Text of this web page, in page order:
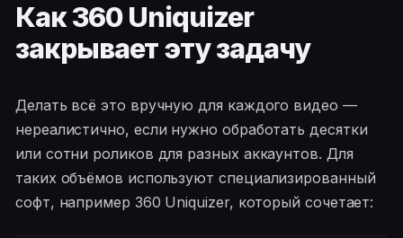
Как 360 Uniquizer
закрывает эту задачу
Делать всё это вручную для каждого видео —
нереалистично, если нужно обработать десятки
или сотни роликов для разных аккаунтов. Для
таких объёмов используют специализированный
софт, например 360 Uniquizer, который сочетает: